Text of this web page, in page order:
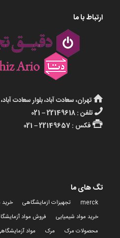
ارتباط با ما
تهران، سعادت آباد، بلوار سعادت آباد، خیابان ۳۴ ام،
تلفن : 22149618 – 021
فکس : 22149657 – 021
تگ های ما
merck تجهیزات ازمایشگاهی
خرید
خرید مواد شیمیایی
فروش مواد
محصولات مرک
مرک مواد